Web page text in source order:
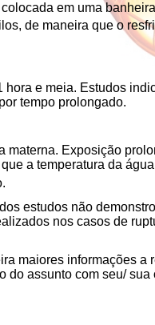
em uma
de maneira que o
hora e meia. Estudos
tempo prolongado.
materna. Exposição
a temperatura da
estudos não
nos casos de
maiores informações a
do assunto com seu/ sua